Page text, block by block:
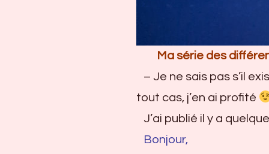
Ma série des
– Je ne sais pas s’il
tout cas, j’en ai profité
J’ai publié il y a
Bonjour,